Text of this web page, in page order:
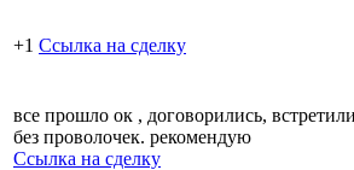
+1 Ссылка на сделку
все прошло ок , договорились,
без проволочек. рекомендую
Ссылка на сделку